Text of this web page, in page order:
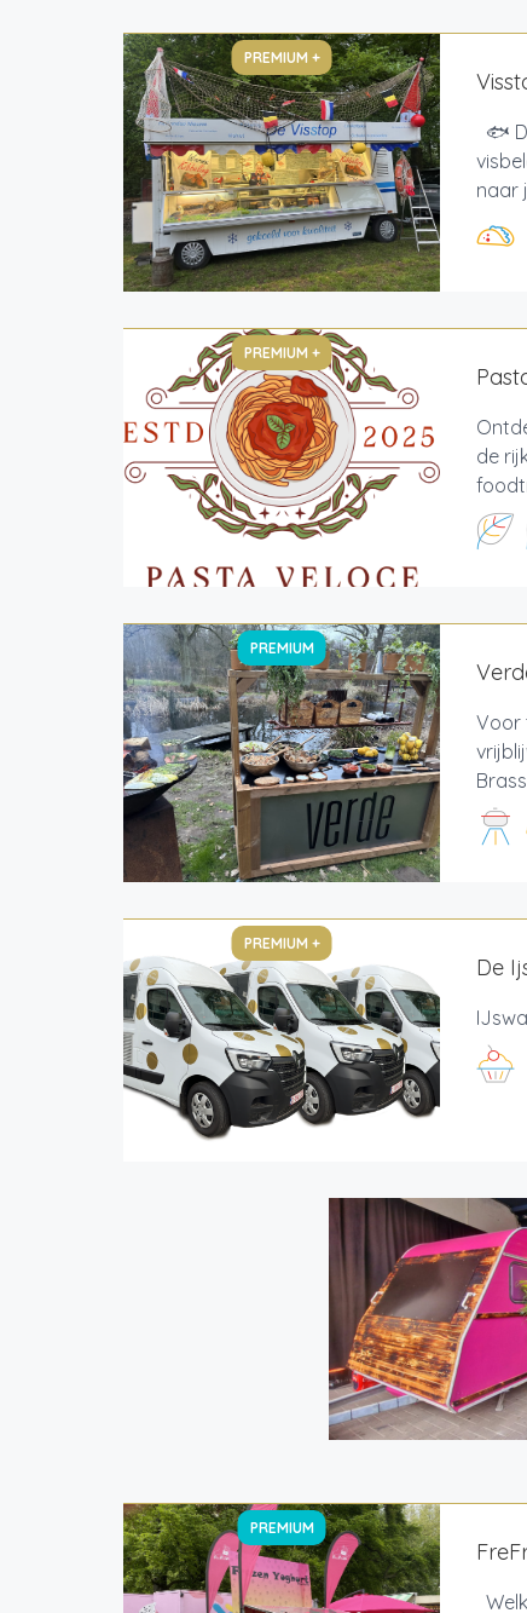
PREMIUM +
🐟
naar
PREMIUM +
de
PREMIUM
Voor
PREMIUM +
De
PREMIUM